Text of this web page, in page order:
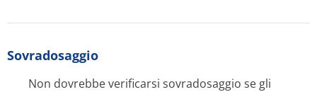
Sovradosaggio
Non dovrebbe verificarsi sovradosaggio se gli